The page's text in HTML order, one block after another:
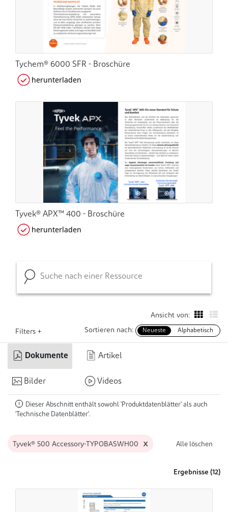
Tychem® 6000 SFR - Broschüre
herunterladen
Tyvek® APX™ 400 - Broschüre
herunterladen
Filters +
Ansicht von:
Sortieren nach:
Neueste Alphabetisch
Dokumente Artikel
Bilder Videos
!
Dieser Abschnitt enthält sowohl 'Produktdatenblätter' als auch
'Technische Datenblätter'.
Tyvek® 500 Accessory-TYPOBASWH00 x Alle löschen
Ergebnisse (12)